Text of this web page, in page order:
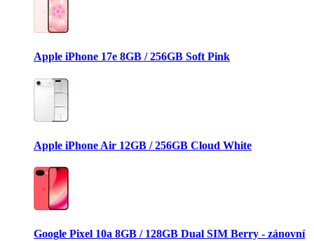
Apple iPhone 17e 8GB / 256GB Soft Pink
Apple iPhone Air 12GB / 256GB Cloud White
Google Pixel 10a 8GB / 128GB Dual SIM Berry - zánovní